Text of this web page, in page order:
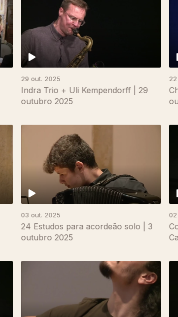
29 out. 2025
Indra Trio + Uli Kempendorff | 29
outubro 2025
03 out. 2025
24 Estudos para acordeão solo | 3
outubro 2025